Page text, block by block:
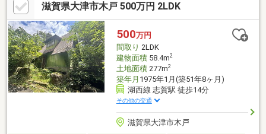
滋賀県大津市木戸 500万円 2LDK
500万円
間取り 2LDK
建物面積58.4m2
土地面積277m2
築年月 1975年1月(築51年8ヶ月)
湖西線 志賀駅 徒歩14分
その他の交通
滋賀県大津市木戸